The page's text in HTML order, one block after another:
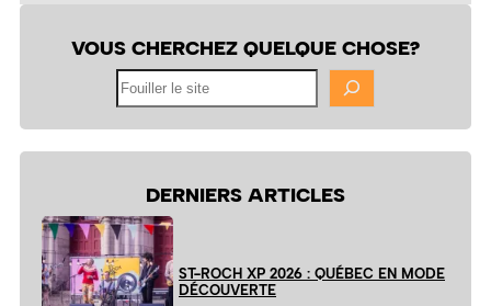
VOUS CHERCHEZ QUELQUE CHOSE?
DERNIERS ARTICLES
ST-ROCH XP 2026 : QUÉBEC EN MODE
DÉCOUVERTE